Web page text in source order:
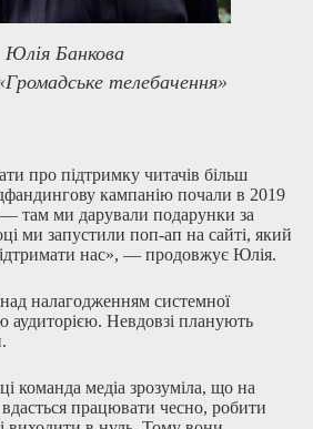
Юлія Банкова
телебачення»
про підтримку читачів більш
кампанію почали в 2019
там ми дарували подарунки за
ми запустили поп-ап на сайті, який
нас», — продовжує Юлія.
налагодженням системної
аудиторією. Невдовзі планують
команда медіа зрозуміла, що на
працювати чесно, робити